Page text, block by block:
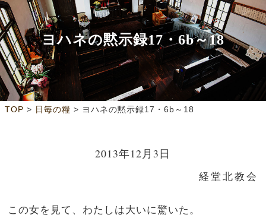
ヨハネの黙示録17・6b～18
TOP > 日毎の糧 > ヨハネの黙示録17・6b～18
2013年12月3日
経堂北教会
この女を見て、わたしは大いに驚いた。